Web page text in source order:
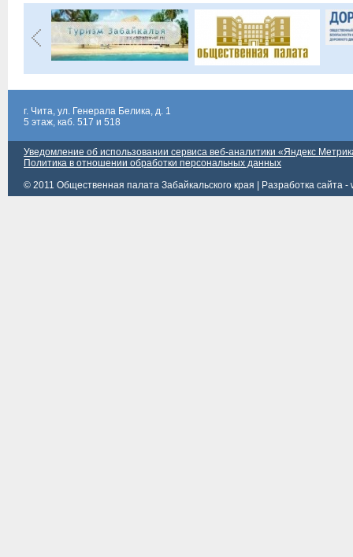
г. Чита, ул. Генерала Белика, д. 1
5 этаж, каб. 517 и 518
Уведомление об использовании сервиса веб-аналитики «Яндекс
Политика в отношении обработки персональных данных
© 2011 Общественная палата Забайкальского края |
Разработка сайта -